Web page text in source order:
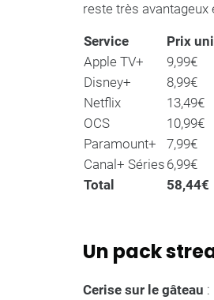
reste très avantageux
Service
Prix
Apple TV+
9,99€
Disney+
8,99€
Netflix
13,49€
OCS
10,99€
Paramount+
7,99€
Canal+ Séries 6,99€
Total
58,44€
Un pack
Cerise sur le gâteau :